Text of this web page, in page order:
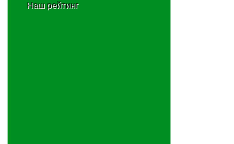
Наш рейтинг